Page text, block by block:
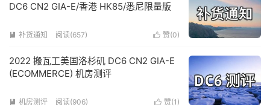
DC6 CN2 GIA-E/香港 HK85/悉尼限量版
 补货通知 阅读(657)  赞(0)
2022 搬瓦工美国洛杉矶 DC6 CN2 GIA-E
(ECOMMERCE) 机房测评
 机房测评 阅读(906)  赞(1 )